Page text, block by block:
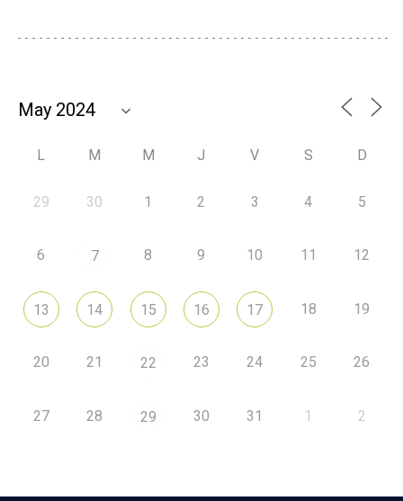
L M M J V S D
29 30 1 2 3 4 5
6 7 8 9 10 11 12
13 14 15 16 17 18 19
20 21 22 23 24 25 26
27 28 29 30 31 1 2